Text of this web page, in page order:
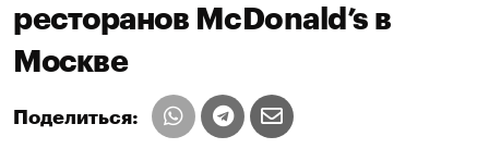
ресторанов McDonald’s в
Москве
Поделиться: